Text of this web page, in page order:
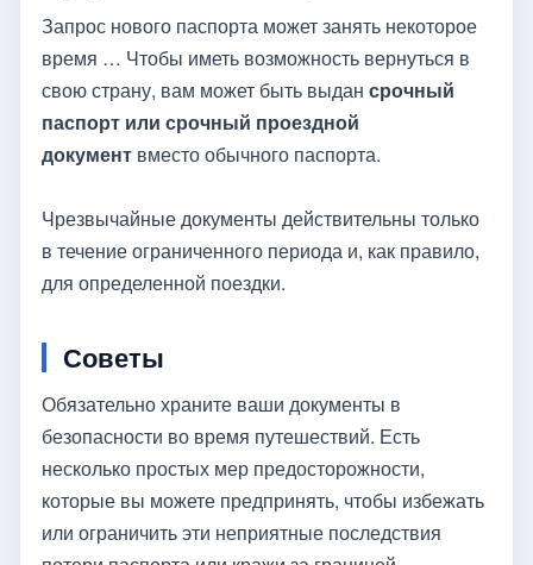
Запрос нового паспорта может занять некоторое
время … Чтобы иметь возможность вернуться в
свою страну, вам может быть выдан срочный
паспорт или срочный проездной
документ вместо обычного паспорта.
Чрезвычайные документы действительны только
в течение ограниченного периода и, как правило,
для определенной поездки.
Советы
Обязательно храните ваши документы в
безопасности во время путешествий. Есть
несколько простых мер предосторожности,
которые вы можете предпринять, чтобы избежать
или ограничить эти неприятные последствия